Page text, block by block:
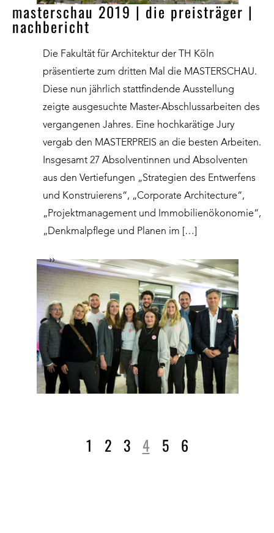
masterschau 2019 | die preisträger |
nachbericht
Die Fakultät für Architektur der TH Köln
präsentierte zum dritten Mal die MASTERSCHAU.
Diese nun jährlich stattfindende Ausstellung
zeigte ausgesuchte Master-Abschlussarbeiten des
vergangenen Jahres. Eine hochkarätige Jury
vergab den MASTERPREIS an die besten Arbeiten.
Insgesamt 27 Absolventinnen und Absolventen
aus den Vertiefungen „Strategien des Entwerfens
und Konstruierens“, „Corporate Architecture“,
„Projektmanagement und Immobilienökonomie“,
„Denkmalpflege und Planen im […]
››
1 2 3 4 5 6